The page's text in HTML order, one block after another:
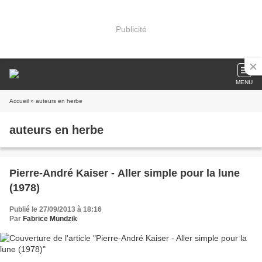
Publicité
MENU
Accueil » auteurs en herbe
auteurs en herbe
Pierre-André Kaiser - Aller simple pour la lune
(1978)
Publié le 27/09/2013 à 18:16
Par Fabrice Mundzik